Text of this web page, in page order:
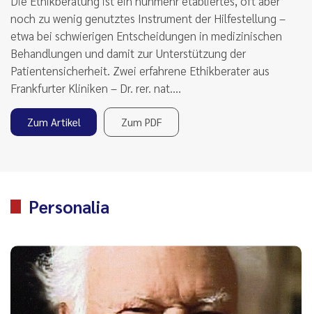
noch zu wenig genutztes Instrument der Hilfestellung –
etwa bei schwierigen Entscheidungen in medizinischen
Behandlungen und damit zur Unterstützung der
Patientensicherheit. Zwei erfahrene Ethikberater aus
Frankfurter Kliniken – Dr. rer. nat.…
Zum Artikel Zum PDF
Personalia